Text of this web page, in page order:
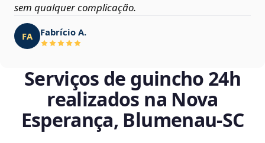
sem qualquer complicação.
FA Fabrício A.
Serviços de guincho 24h
realizados na Nova
Esperança, Blumenau‑SC